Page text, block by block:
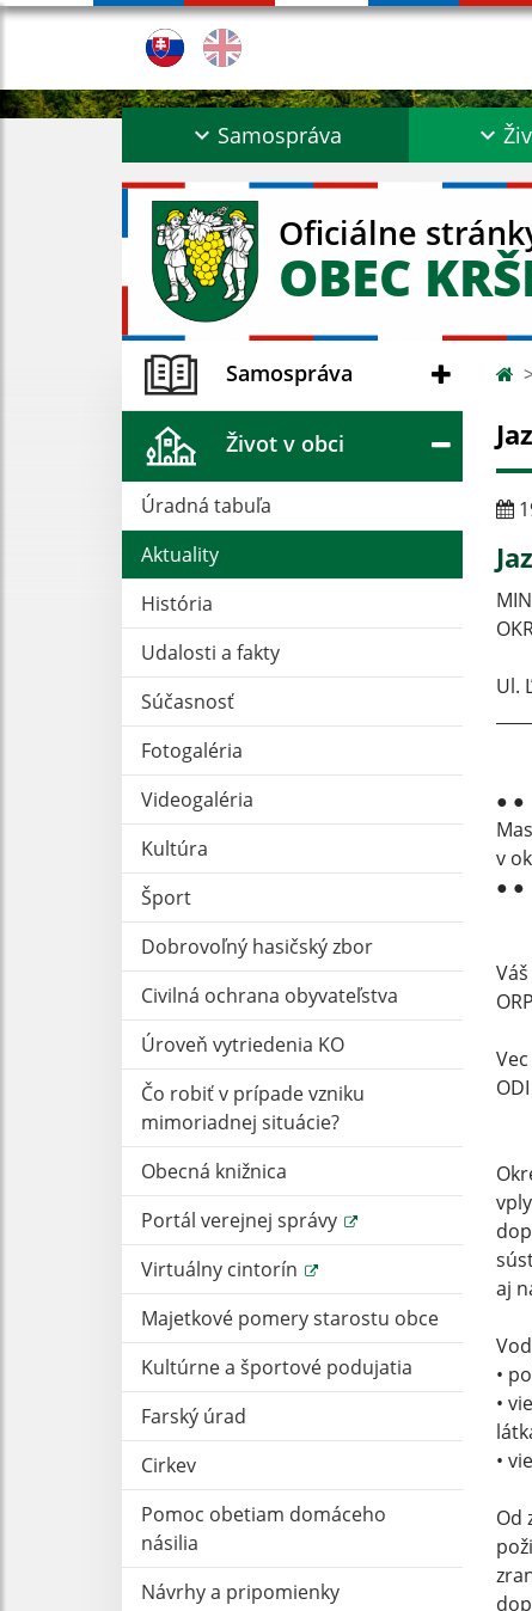
Samospráva
Oficiálne
OBEC
Samospráva
Život v obci
Úradná tabuľa
Aktuality
História
Udalosti a fakty
Súčasnosť
Fotogaléria
Videogaléria
Kultúra
Šport
Dobrovoľný hasičský zbor
Civilná ochrana obyvateľstva
Úroveň vytriedenia KO
Čo robiť v prípade vzniku
mimoriadnej situácie?
Obecná knižnica
Portál verejnej správy
Virtuálny cintorín
Majetkové pomery starostu obce
Kultúrne a športové podujatia
Farský úrad
Cirkev
Pomoc obetiam domáceho
násilia
Návrhy a pripomienky
Ul.
● ●
v
● ●
Vec
aj
•
•
•
Od